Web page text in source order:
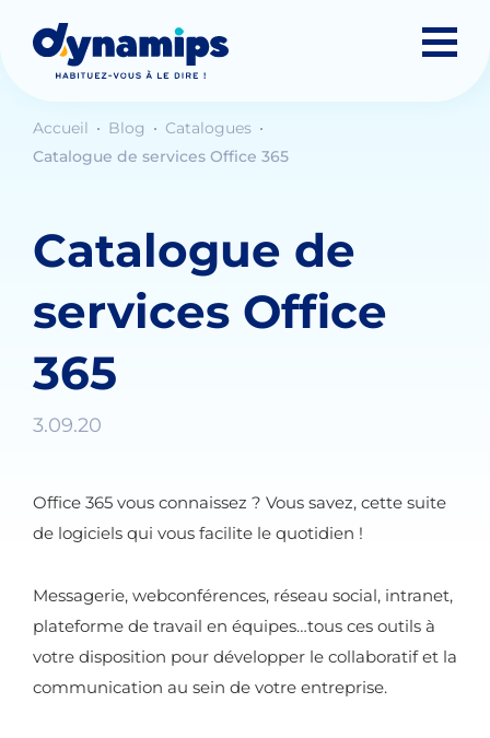
Accueil Blog
Catalogues
Catalogue de services Office 365
Catalogue de
services Office
365
3.09.20
Office 365 vous connaissez ? Vous savez, cette suite
de logiciels qui vous facilite le quotidien !
Messagerie, webconférences, réseau social, intranet,
plateforme de travail en équipes…tous ces outils à
votre disposition pour développer le collaboratif et la
communication au sein de votre entreprise.